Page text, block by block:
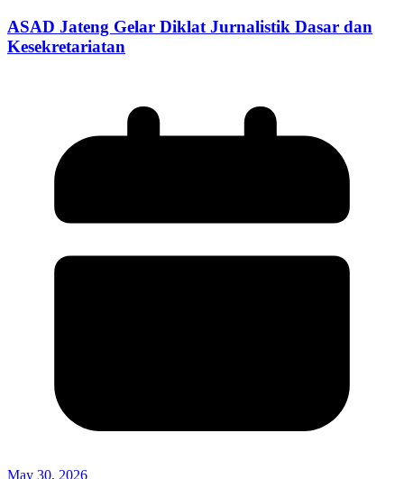
ASAD Jateng Gelar Diklat Jurnalistik Dasar dan
Kesekretariatan
May 30, 2026